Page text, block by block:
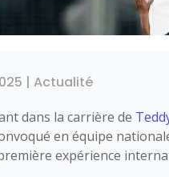
|Actualité
dans la carrière de
en équipe
expérience